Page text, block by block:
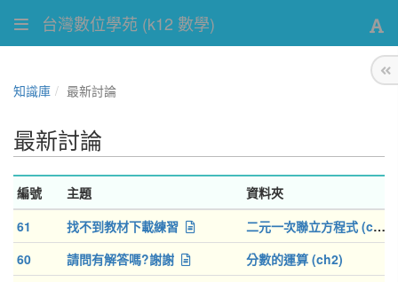
台灣數位學苑 (k12 數學)
知識庫 最新討論
最新討論
編號 主題
資料夾
61
找不到教材下載練習
二元一次聯立方程式 (ch1)
60
請問有解答嗎?謝謝
分數的運算 (ch2)